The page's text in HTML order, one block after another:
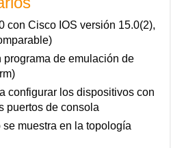
con Cisco IOS versión 15.0(2),
de emulación de
configurar los dispositivos con
puertos de consola
muestra en la topología